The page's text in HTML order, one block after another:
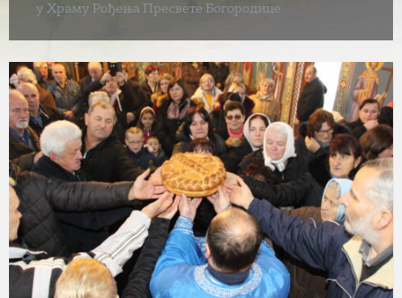
у Храму Рођења Пресвете Богородице